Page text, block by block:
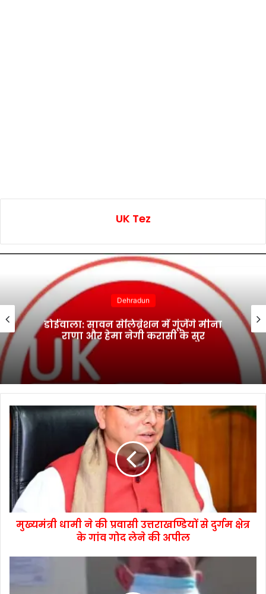
UK Tez
Dehradun
डोईवाला: सावन सेलिब्रेशन में गूंजेंगे मीना
राणा और हेमा नेगी करासी के सुर
मुख्यमंत्री धामी ने की प्रवासी उत्तराखण्डियों से दुर्गम क्षेत्र
के गांव गोद लेने की अपील